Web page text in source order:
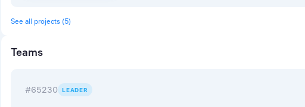
See all projects (5)
Teams
#65230 LEADER